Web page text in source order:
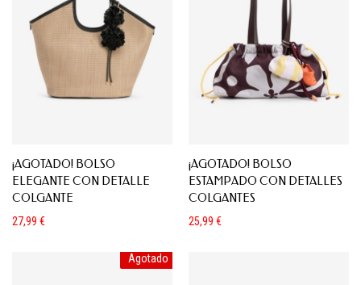
¡AGOTADO! BOLSO
ELEGANTE CON DETALLE
COLGANTE
27,99 €
¡AGOTADO! BOLSO
ESTAMPADO CON DETALLES
COLGANTES
25,99 €
Agotado